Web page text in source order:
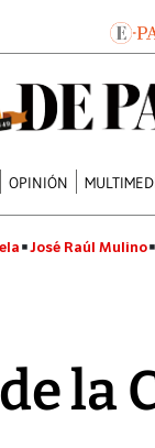
OPINIÓN
José Raúl Mulino
la